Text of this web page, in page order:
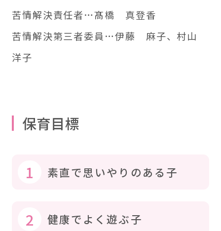
苦情解決責任者…髙橋 真登香
苦情解決第三者委員…伊藤 麻子、村山
洋子
保育目標
1 素直で思いやりのある子
2 健康でよく遊ぶ子